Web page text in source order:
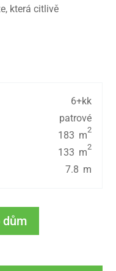
která citlivě
6+kk
patrové
183 m2
133 m2
7.8 m